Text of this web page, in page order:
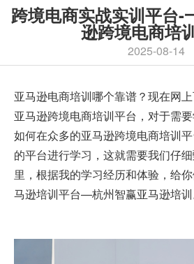
跨境电商实战实训平台-
逊跨境电商培
2025-08-14
亚马逊电商培训哪个靠谱？现在网
亚马逊跨境电商培训平台，对于需
如何在众多的亚马逊跨境电商培训
的平台进行学习，这就需要我们仔
里，根据我的学习经历和体验，给
马逊培训平台—杭州智赢亚马逊培训